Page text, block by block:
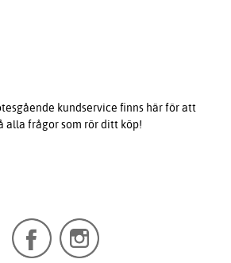
kundservice finns här för att
alla frågor som rör ditt köp!